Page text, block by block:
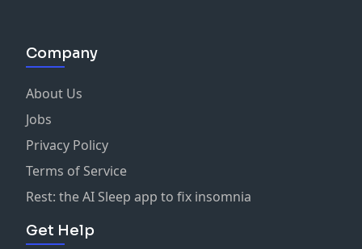
Company
About Us
Jobs
Privacy Policy
Terms of Service
Rest: the AI Sleep app to fix insomnia
Get Help